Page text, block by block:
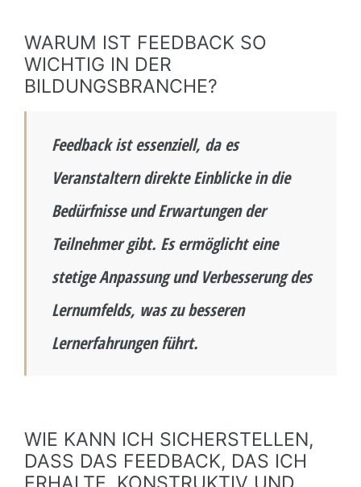
WARUM IST FEEDBACK SO
WICHTIG IN DER
BILDUNGSBRANCHE?
Feedback ist essenziell, da es
Veranstaltern direkte Einblicke in die
Bedürfnisse und Erwartungen der
Teilnehmer gibt. Es ermöglicht eine
stetige Anpassung und Verbesserung des
Lernumfelds, was zu besseren
Lernerfahrungen führt.
WIE KANN ICH SICHERSTELLEN,
DASS DAS FEEDBACK, DAS ICH